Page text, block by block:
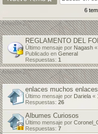
6
REGLAMENTO DEL
Último mensaje por Nagash «
Publicado en General
Respuestas: 1
enlaces muchos enlaces
Último mensaje por Dariela «
Respuestas: 26
Albumes Curiosos
Último mensaje por
Respuestas: 7